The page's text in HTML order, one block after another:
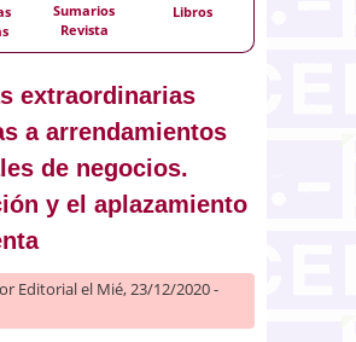
Sumarios
Revista
Libros
extraordinarias
a arrendamientos
de negocios.
y el aplazamiento
Editorialel Mié, 23/12/2020 -